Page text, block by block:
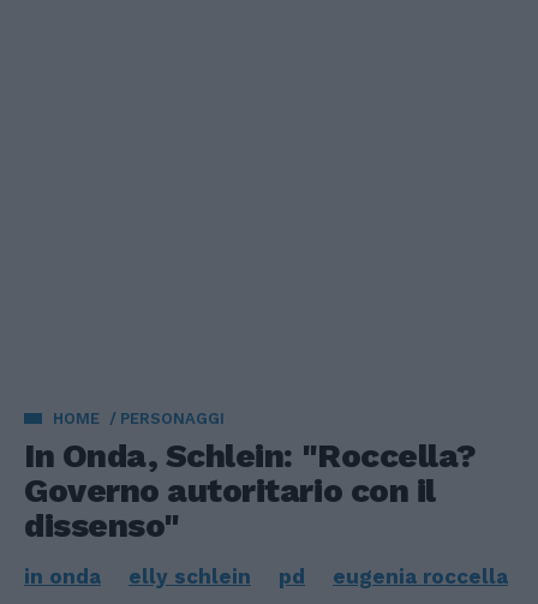
HOME PERSONAGGI
In Onda, Schlein: "Roccella?
Governo autoritario con il
dissenso"
in onda elly schlein pd eugenia roccella